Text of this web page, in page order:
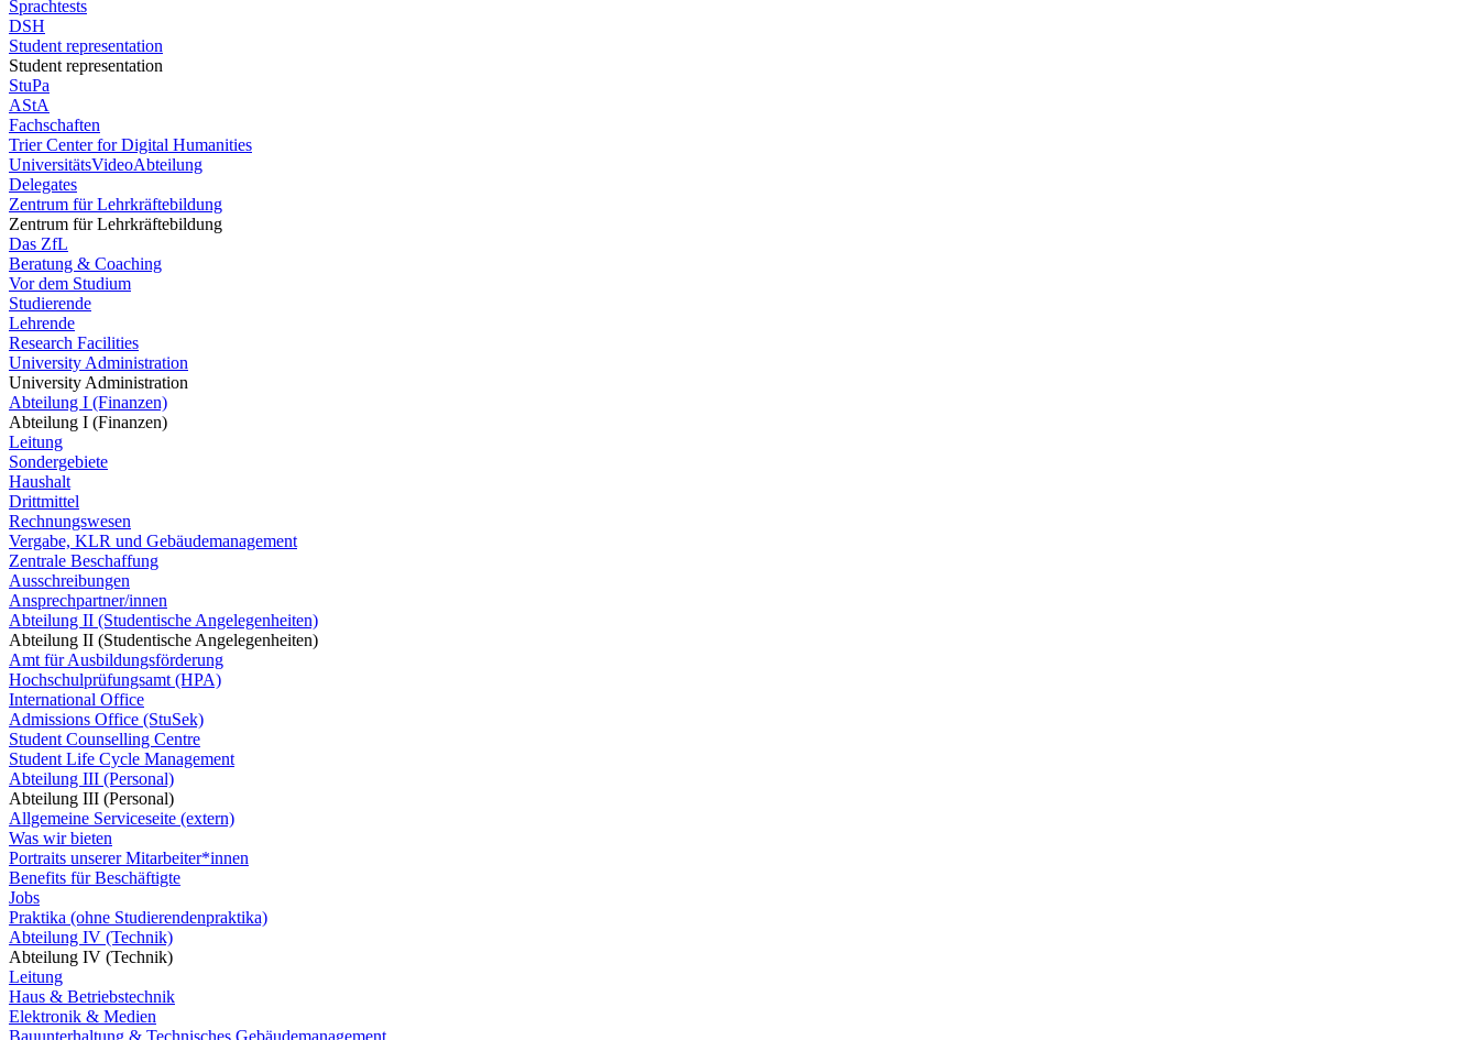
Sprachtests
DSH
Student representation
Student representation
StuPa
AStA
Fachschaften
Trier Center for Digital Humanities
UniversitätsVideoAbteilung
Delegates
Zentrum für Lehrkräftebildung
Zentrum für Lehrkräftebildung
Das ZfL
Beratung & Coaching
Vor dem Studium
Studierende
Lehrende
Research Facilities
University Administration
University Administration
Abteilung I (Finanzen)
Abteilung I (Finanzen)
Leitung
Sondergebiete
Haushalt
Drittmittel
Rechnungswesen
Vergabe, KLR und Gebäudemanagement
Zentrale Beschaffung
Ausschreibungen
Ansprechpartner/innen
Abteilung II (Studentische Angelegenheiten)
Abteilung II (Studentische Angelegenheiten)
Amt für Ausbildungsförderung
Hochschulprüfungsamt (HPA)
International Office
Admissions Office (StuSek)
Student Counselling Centre
Student Life Cycle Management
Abteilung III (Personal)
Abteilung III (Personal)
Allgemeine Serviceseite (extern)
Was wir bieten
Portraits unserer Mitarbeiter*innen
Benefits für Beschäftigte
Jobs
Praktika (ohne Studierendenpraktika)
Abteilung IV (Technik)
Abteilung IV (Technik)
Leitung
Haus & Betriebstechnik
Elektronik & Medien
Bauunterhaltung & Technisches Gebäudemanagement